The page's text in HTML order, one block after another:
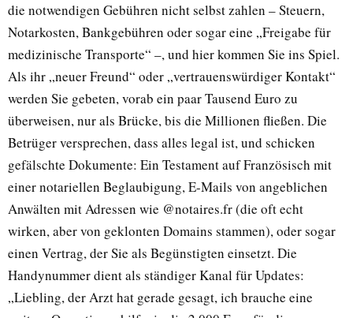
die notwendigen Gebühren nicht selbst zahlen – Steuern,
Notarkosten, Bankgebühren oder sogar eine „Freigabe für
medizinische Transporte“ –, und hier kommen Sie ins Spiel.
Als ihr „neuer Freund“ oder „vertrauenswürdiger Kontakt“
werden Sie gebeten, vorab ein paar Tausend Euro zu
überweisen, nur als Brücke, bis die Millionen fließen. Die
Betrüger versprechen, dass alles legal ist, und schicken
gefälschte Dokumente: Ein Testament auf Französisch mit
einer notariellen Beglaubigung, E-Mails von angeblichen
Anwälten mit Adressen wie @notaires.fr (die oft echt
wirken, aber von geklonten Domains stammen), oder sogar
einen Vertrag, der Sie als Begünstigten einsetzt. Die
Handynummer dient als ständiger Kanal für Updates:
„Liebling, der Arzt hat gerade gesagt, ich brauche eine